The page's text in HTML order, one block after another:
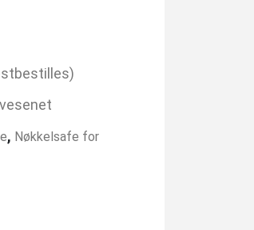
, Nøkkelsafe for